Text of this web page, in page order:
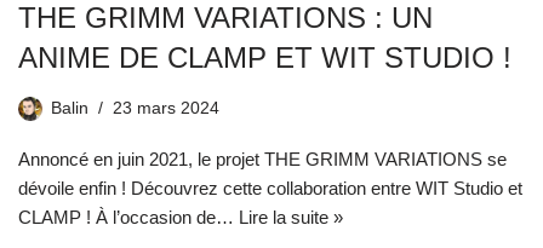
THE GRIMM VARIATIONS : UN
ANIME DE CLAMP ET WIT STUDIO !
Balin 23 mars 2024
Annoncé en juin 2021, le projet THE GRIMM VARIATIONS se
dévoile enfin ! Découvrez cette collaboration entre WIT Studio et
CLAMP ! À l’occasion de… Lire la suite »